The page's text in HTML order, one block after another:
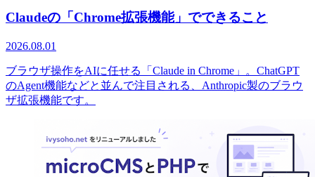
Claudeの「Chrome拡張機能」でできること
2026.08.01
ブラウザ操作をAIに任せる「Claude in Chrome」。ChatGPT
のAgent機能などと並んで注目される、Anthropic製のブラウ
ザ拡張機能です。